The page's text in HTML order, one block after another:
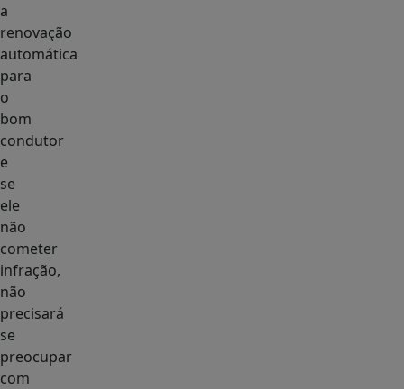
a
renovação
automática
para
o
bom
condutor
e
se
ele
não
cometer
infração,
não
precisará
se
preocupar
com